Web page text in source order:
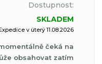
Dostupnost:
SKLADEM
v úterý 11.08.2026
čeká na
obsahovat zatím